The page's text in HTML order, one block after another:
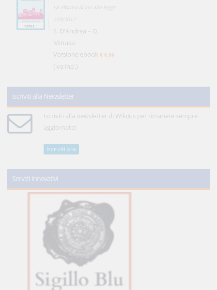
La riforma di cui alla legge
220/2012
S. D'Andrea – D.
Minussi
Versione ebook € 6,99
(iva incl.)
Iscriviti alla Newsletter
Iscriviti alla newsletter di WikiJus per rimanere sempre
aggiornato!
Iscriviti ora
Servizi innovativi